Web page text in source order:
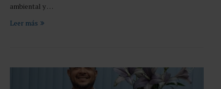
ambiental y …
Leer más